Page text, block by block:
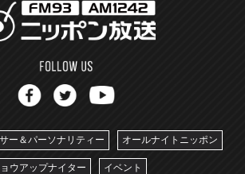
ー＆パーソナリティー オールナイトニッポン
ウアップナイター イベント